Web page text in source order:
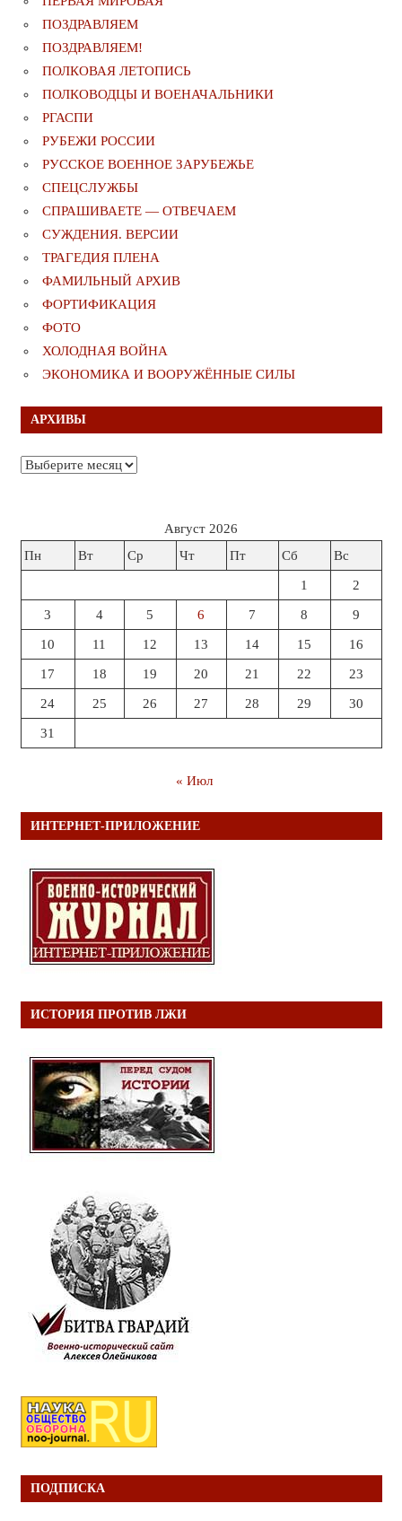
ПОЗДРАВЛЯЕМ
ПОЗДРАВЛЯЕМ!
ПОЛКОВАЯ ЛЕТОПИСЬ
ПОЛКОВОДЦЫ И ВОЕНАЧАЛЬНИКИ
РГАСПИ
РУБЕЖИ РОССИИ
РУССКОЕ ВОЕННОЕ ЗАРУБЕЖЬЕ
СПЕЦСЛУЖБЫ
СПРАШИВАЕТЕ — ОТВЕЧАЕМ
СУЖДЕНИЯ. ВЕРСИИ
ТРАГЕДИЯ ПЛЕНА
ФАМИЛЬНЫЙ АРХИВ
ФОРТИФИКАЦИЯ
ФОТО
ХОЛОДНАЯ ВОЙНА
ЭКОНОМИКА И ВООРУЖЁННЫЕ СИЛЫ
АРХИВЫ
Архивы
Август 2026
Пн
Вт Ср Чт Пт Сб Вс
1 2
3 4 5 6 7 8 9
10 11 12 13 14 15 16
17 18 19 20 21 22 23
24 25 26 27 28 29 30
31
« Июл
ИНТЕРНЕТ-ПРИЛОЖЕНИЕ
ИСТОРИЯ ПРОТИВ ЛЖИ
ПОДПИСКА